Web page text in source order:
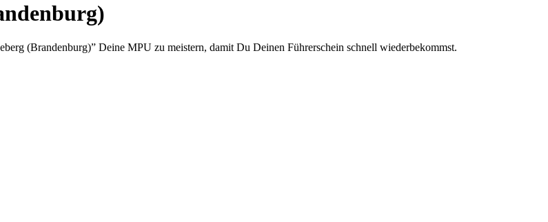
(Brandenburg)” Deine MPU zu meistern, damit Du Deinen Führerschein schnell wiederbekommst.